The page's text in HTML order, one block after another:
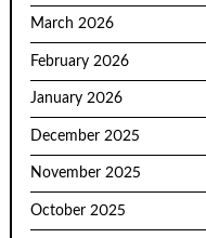
March 2026
February 2026
January 2026
December 2025
November 2025
October 2025